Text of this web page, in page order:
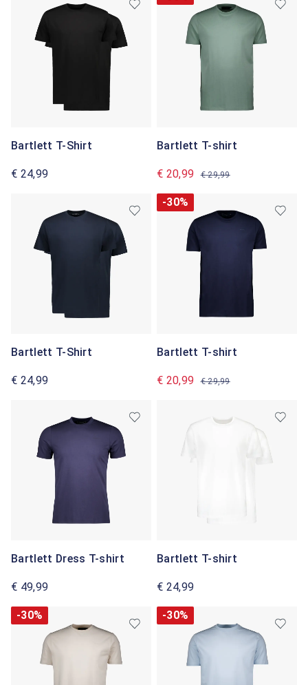
Bartlett T-Shirt
€ 24,99
Bartlett T-shirt
€ 20,99 € 29,99
Bartlett T-Shirt
€ 24,99
-30%
Bartlett T-shirt
€ 20,99 € 29,99
Bartlett Dress T-shirt
€ 49,99
Bartlett T-shirt
€ 24,99
-30% -30%